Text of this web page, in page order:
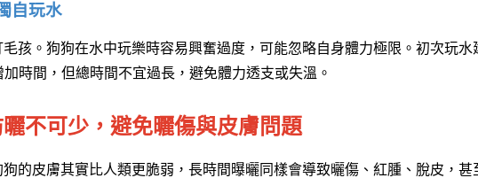
自玩水
孩。狗狗在水中玩樂時容易興奮過度，可能忽略自身體力極限。初次玩水
時間，但總時間不宜過長，避免體力透支或失溫。
不可少，避免曬傷與皮膚問題
的皮膚其實比人類更脆弱，長時間曝曬同樣會導致曬傷、紅腫、脫皮，甚